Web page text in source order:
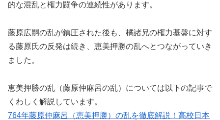
的な混乱と権力闘争の連続性があります。
藤原広嗣の乱が鎮圧された後も、橘諸兄の権力基盤に対す
る藤原氏の反発は続き、恵美押勝の乱へとつながっていき
ました。
恵美押勝の乱（藤原仲麻呂の乱）については以下の記事で
くわしく解説しています。
764年藤原仲麻呂（恵美押勝）の乱を徹底解説！高校日本